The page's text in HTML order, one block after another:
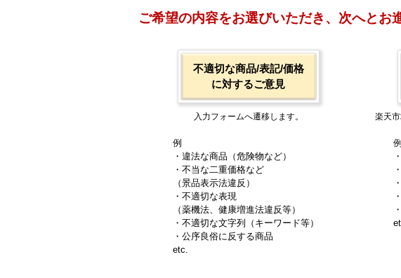
ご希望の内容をお選びいただき、次へとお
不適切な商品/表記/価格
に対するご意見
入力フォームへ遷移します。
例
・違法な商品（危険物など）
・不当な二重価格など
（景品表示法違反）
・不適切な表現
（薬機法、健康増進法違反等）
・不適切な文字列（キーワード等）
・公序良俗に反する商品
etc.
楽天
例